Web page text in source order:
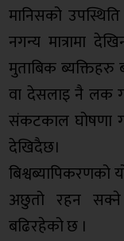
मानिसको
नगन्य मात्रामा
मुताबिक ब्यक्तिहरु
वा देसलाइ नै लक
संकटकाल घोषणा
देखिदैछ।
बिश्वब्यापिकरणको
अछुतो रहन सक्ने
बढिरहेको छ ।